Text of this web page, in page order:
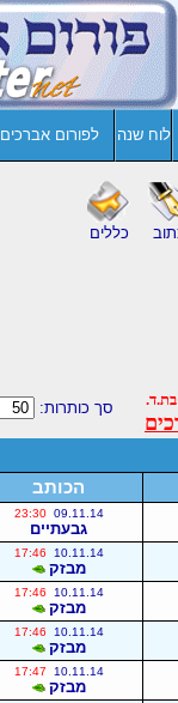
לוח שנה לפורום אברכים
כללים
סך כותרות:
הכותב
09.11.14
23:30
גבעתיים
10.11.14
17:46
מבזק
10.11.14
17:46
מבזק
10.11.14
17:46
מבזק
10.11.14
17:47
מבזק